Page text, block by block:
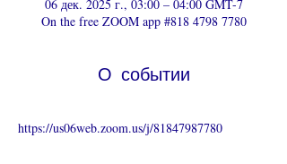
06 дек. 2025 г., 03:00 – 04:00 GMT-7
On the free ZOOM app #818 4798 7780
О событии
https://us06web.zoom.us/j/81847987780